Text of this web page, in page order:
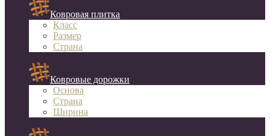
Ковровая плитка
Класс
Размер
Страна
Ковровые дорожки
Основа
Страна
Ширина